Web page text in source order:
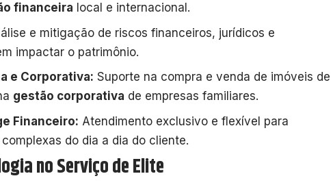
financeira local e internacional.
e mitigação de riscos financeiros, jurídicos e
impactar o patrimônio.
e Corporativa: Suporte na compra e venda de imóveis de
gestão corporativa de empresas familiares.
Financeiro: Atendimento exclusivo e flexível para
do dia a dia do cliente.
no Serviço de Elite